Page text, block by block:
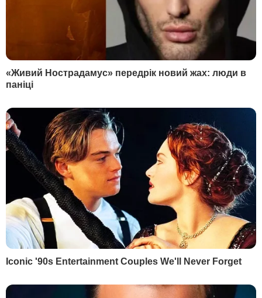
Донецк
Харьков
Мариуполь
Луганск
СОЦСЕТИ
Дмитрий Гордон
Гордон
Дмитрий Гордон
Гордон
Алеся Бацман
Дмитрий Гордон
Flipboard
RSS
В гостях у Гордона
Дмитрий Гордон
Алеся Бацман
ИНФОРМАЦИЯ
Вакансии